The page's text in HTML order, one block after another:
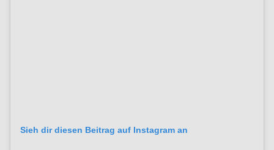
Sieh dir diesen Beitrag auf Instagram an